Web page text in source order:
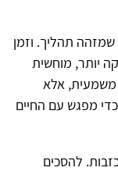
תהליך. וזמן
יותר, מוחשית
משמעית, אלא
מפגש עם החיים
להסכים